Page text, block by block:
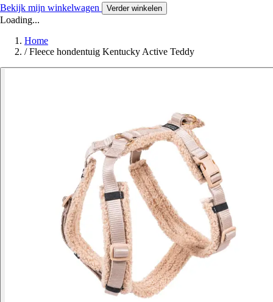
Bekijk mijn winkelwagen Verder winkelen
Loading...
Home
/ Fleece hondentuig Kentucky Active Teddy